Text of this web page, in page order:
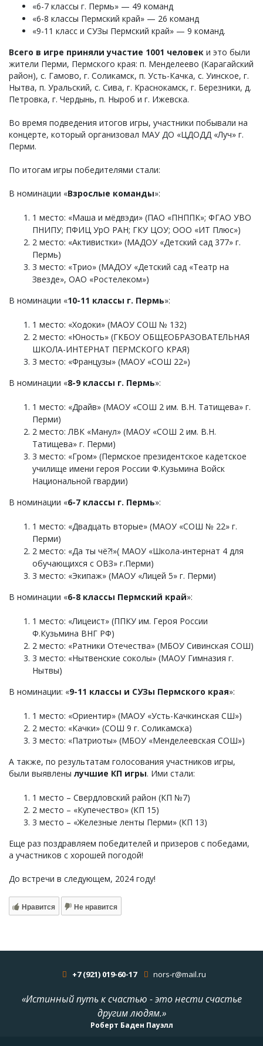
«6-7 классы г. Пермь» — 49 команд
«6-8 классы Пермский край» — 26 команд
«9-11 класс и СУЗы Пермский край» — 9 команд.
Всего в игре приняли участие 1001 человек и это были
жители Перми, Пермского края: п. Менделеево (Карагайский
район), с. Гамово, г. Соликамск, п. Усть-Качка, с. Уинское, г.
Нытва, п. Уральский, с. Сива, г. Краснокамск, г. Березники, д.
Петровка, г. Чердынь, п. Ныроб и г. Ижевска.
Во время подведения итогов игры, участники побывали на
концерте, который организовал МАУ ДО «ЦДОДД «Луч» г.
Перми.
По итогам игры победителями стали:
В номинации «Взрослые команды»:
1 место: «Маша и мёдвэди» (ПАО «ПНППК»; ФГАО УВО
ПНИПУ; ПФИЦ УрО РАН; ГКУ ЦОУ; ООО «ИТ Плюс»)
2 место: «Активистки» (МАДОУ «Детский сад 377» г.
Пермь)
3 место: «Трио» (МАДОУ «Детский сад «Театр на
Звезде», ОАО «Ростелеком»)
В номинации «10-11 классы г. Пермь»:
1 место: «Ходоки» (МАОУ СОШ № 132)
2 место: «Юность» (ГКБОУ ОБЩЕОБРАЗОВАТЕЛЬНАЯ
ШКОЛА-ИНТЕРНАТ ПЕРМСКОГО КРАЯ)
3 место: «Французы» (МАОУ «СОШ 22»)
В номинации «8-9 классы г. Пермь»:
1 место: «Драйв» (МАОУ «СОШ 2 им. В.Н. Татищева» г.
Перми)
2 место: ЛВК «Манул» (МАОУ «СОШ 2 им. В.Н.
Татищева» г. Перми)
3 место: «Гром» (Пермское президентское кадетское
училище имени героя России Ф.Кузьмина Войск
Национальной гвардии)
В номинации «6-7 классы г. Пермь»:
1 место: «Двадцать вторые» (МАОУ «СОШ № 22» г.
Перми)
2 место: «Да ты чё?!»( МАОУ «Школа-интернат 4 для
обучающихся с ОВЗ» г.Перми)
3 место: «Экипаж» (МАОУ «Лицей 5» г. Перми)
В номинации «6-8 классы Пермский край»:
1 место: «Лицеист» (ППКУ им. Героя России
Ф.Кузьмина ВНГ РФ)
2 место: «Ратники Отечества» (МБОУ Сивинская СОШ)
3 место: «Нытвенские соколы» (МАОУ Гимназия г.
Нытвы)
В номинации: «9-11 классы и СУЗы Пермского края»:
1 место: «Ориентир» (МАОУ «Усть-Качкинская СШ»)
2 место: «Качки» (СОШ 9 г. Соликамска)
3 место: «Патриоты» (МБОУ «Менделеевская СОШ»)
А также, по результатам голосования участников игры,
были выявлены лучшие КП игры. Ими стали:
1 место – Свердловский район (КП №7)
2 место – «Купечество» (КП 15)
3 место – «Железные ленты Перми» (КП 13)
Еще раз поздравляем победителей и призеров с победами,
а участников с хорошей погодой!
До встречи в следующем, 2024 году!
Нравится Не нравится
+7 (921) 019-60-17 nors-r@mail.ru
«Истинный путь к счастью - это нести счастье
другим людям.»
Роберт Баден Пауэлл